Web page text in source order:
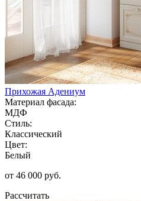
Прихожая Адениум
Материал фасада:
МДФ
Стиль:
Классический
Цвет:
Белый
от 46 000 руб.
Рассчитать